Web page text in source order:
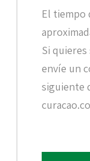
El tiempo
Si
envíe un
siguiente